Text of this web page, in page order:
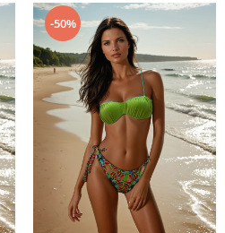
-50%